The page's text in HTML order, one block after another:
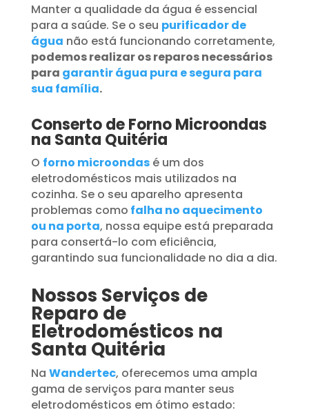
Manter a qualidade da água é essencial
para a saúde. Se o seu purificador de
água não está funcionando corretamente,
podemos realizar os reparos necessários
para garantir água pura e segura para
sua família.
Conserto de Forno Microondas
na Santa Quitéria
O forno microondasé um dos
eletrodomésticos mais utilizados na
cozinha. Se o seu aparelho apresenta
problemas como falha no aquecimento
ou na porta, nossa equipe está preparada
para consertá-lo com eficiência,
garantindo sua funcionalidade no dia a dia.
Nossos Serviços de
Reparo de
Eletrodomésticos na
Santa Quitéria
Na Wandertec, oferecemos uma ampla
gama de serviços para manter seus
eletrodomésticos em ótimo estado: